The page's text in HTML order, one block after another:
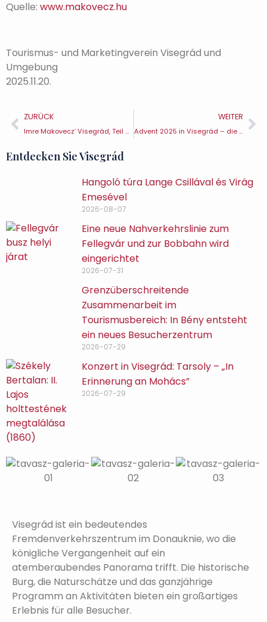
Quelle: www.makovecz.hu
Tourismus- und Marketingverein Visegrád und
Umgebung
2025.11.20.
ZURÜCK
Imre Makovecz’ Visegrád, Teil 4 – Restaurant „Mogyoróhegy“
WEITER
Advent 2025 in Visegrád – die zweite Kerze
Entdecken Sie Visegrád
Hangoló túra Lange Csillával és Virág
Emesével
2026-08-07
Eine neue Nahverkehrslinie zum
Fellegvár und zur Bobbahn wird
eingerichtet
2026-07-31
Grenzüberschreitende
Zusammenarbeit im
Tourismusbereich: In Bény entsteht
ein neues Besucherzentrum
2026-07-29
Konzert in Visegrád: Tarsoly – „In
Erinnerung an Mohács”
2026-07-29
Visegrád ist ein bedeutendes
Fremdenverkehrszentrum im Donauknie, wo die
königliche Vergangenheit auf ein
atemberaubendes Panorama trifft. Die historische
Burg, die Naturschätze und das ganzjährige
Programm an Aktivitäten bieten ein großartiges
Erlebnis für alle Besucher.